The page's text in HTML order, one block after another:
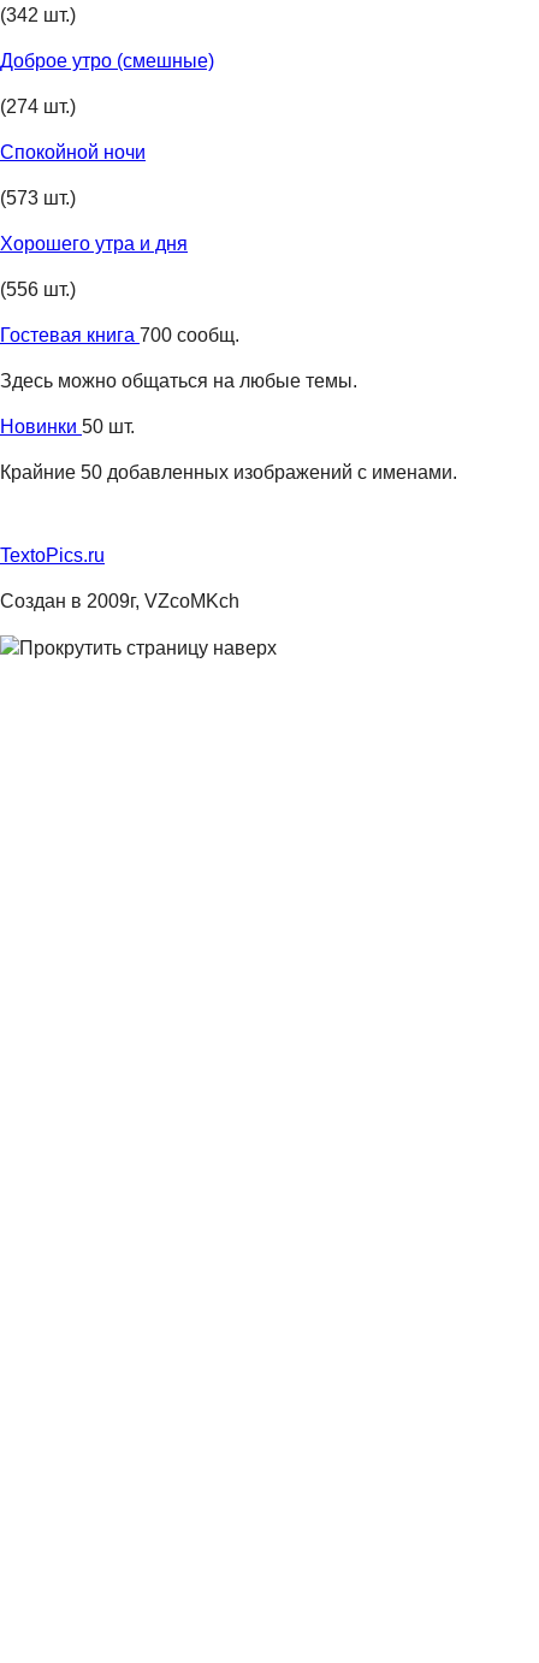
(342 шт.)
Доброе утро (смешные)
(274 шт.)
Спокойной ночи
(573 шт.)
Хорошего утра и дня
(556 шт.)
Гостевая книга 700 сообщ.
Здесь можно общаться на любые темы.
Новинки 50 шт.
Крайние 50 добавленных изображений с именами.
TextoPics.ru
Создан в 2009г, VZcoMKch